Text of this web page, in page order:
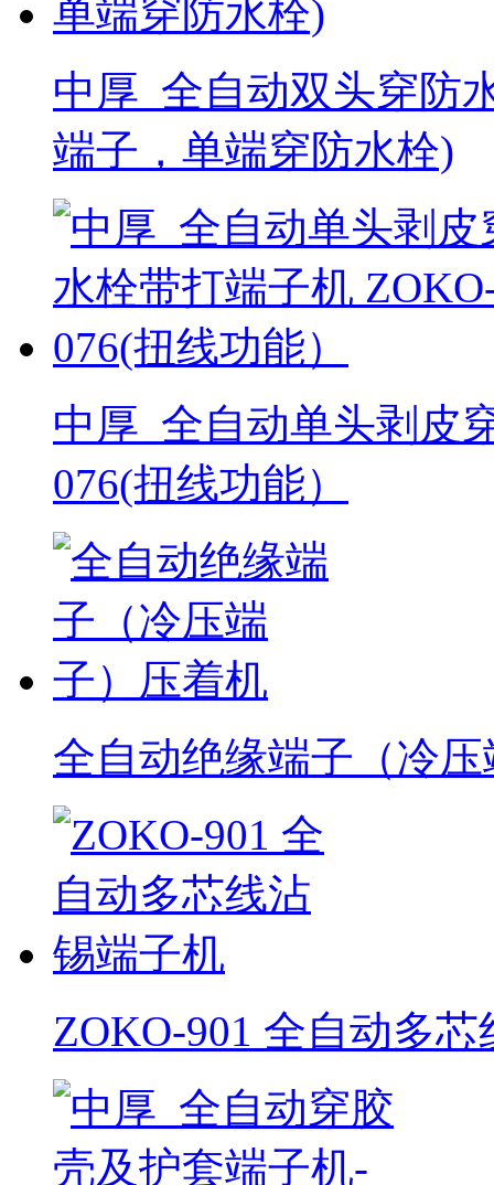
中厚_全自动双头穿防
端子，单端穿防水栓)
中厚_全自动单头剥皮
076(扭线功能）
全自动绝缘端子（冷
ZOKO-901 全自动多